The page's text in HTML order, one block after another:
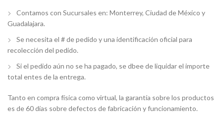
Contamos con Sucursales en: Monterrey, Ciudad de México y
Guadalajara.
Se necesita el # de pedido y una identificación oficial para
recolección del pedido.
Si el pedido aún no se ha pagado, se dbee de liquidar el importe
total entes de la entrega.
Tanto en compra física como virtual, la garantía sobre los productos
es de 60 días sobre defectos de fabricación y funcionamiento.